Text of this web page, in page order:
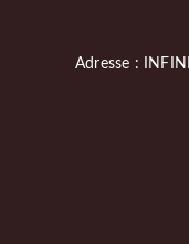
Adresse :